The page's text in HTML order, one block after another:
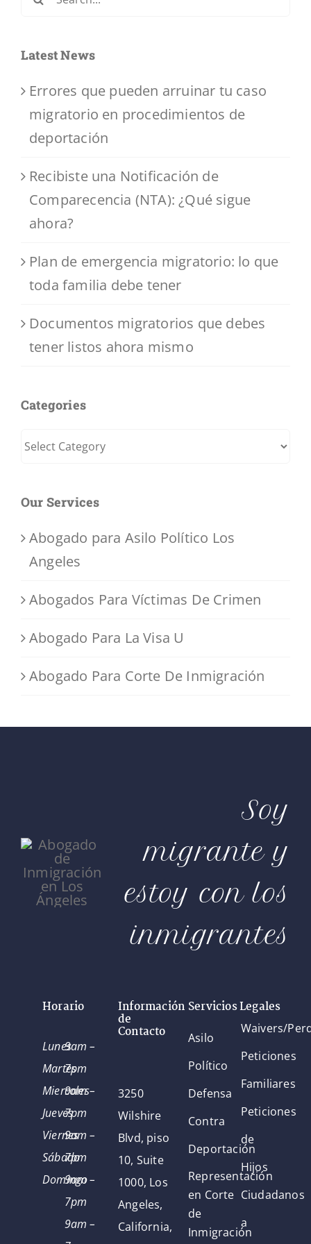
Latest News
Errores que pueden arruinar tu caso
migratorio en procedimientos de
deportación
Recibiste una Notificación de
Comparecencia (NTA): ¿Qué sigue
ahora?
Plan de emergencia migratorio: lo que
toda familia debe tener
Documentos migratorios que debes
tener listos ahora mismo
Categories
Categories
Our Services
Abogado para Asilo Político Los
Angeles
Abogados Para Víctimas De Crimen
Abogado Para La Visa U
Abogado Para Corte De Inmigración
Soy
migrante y
estoy con los
inmigrantes
Horario
Lunes
Martes
Miercoles
Jueves
Viernes
Sábado
Domingo
9am –
7pm
9am –
7pm
9am –
7pm
9am –
7pm
9am –
Información
de
Contacto
3250
Wilshire
Blvd, piso
10, Suite
1000, Los
Angeles,
California,
Servicios Legales
Asilo
Político
Defensa
Contra
Deportación
Representación
en Corte
de
Inmigración
Waivers/
Peticiones
Familiares
Peticiones
de
Hijos
Ciudadanos
a